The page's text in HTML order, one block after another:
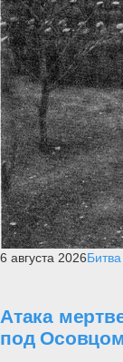
6 августа 2026
Атака
под Осовцом